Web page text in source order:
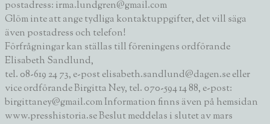
postadress: irma.lundgren@gmail.com
Glöm inte att ange tydliga kontaktuppgifter, det vill säga
även postadress och telefon!
Förfrågningar kan ställas till föreningens ordförande
Elisabeth Sandlund,
tel. 08-619 24 73, e-post elisabeth.sandlund@dagen.se eller
vice ordförande Birgitta Ney, tel. 070-594 14 88, e-post:
birgittaney@gmail.com Information finns även på hemsidan
www.presshistoria.se Beslut meddelas i slutet av mars